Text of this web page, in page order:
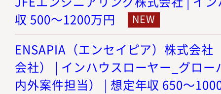
収 500～1200万円
ENSAPIA（エンセイピア）株式会
会社） | インハウスローヤー_グロ
内外案件担当） | 想定年収 650～